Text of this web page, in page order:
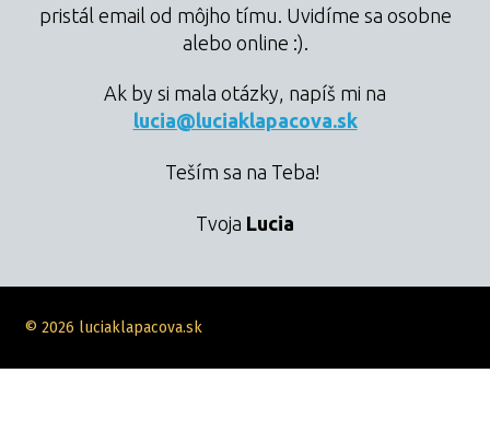
pristál email od môjho tímu. Uvidíme sa osobne
alebo online :).
Ak by si mala otázky, napíš mi na
lucia@luciaklapacova.sk
Teším sa na Teba!
Tvoja Lucia
© 2026 luciaklapacova.sk